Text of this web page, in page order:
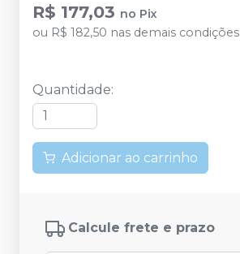
R$ 177,03 no Pix
ou R$ 182,50 nas demais condições
Quantidade:
Adicionar ao carrinho
Calcule frete e prazo